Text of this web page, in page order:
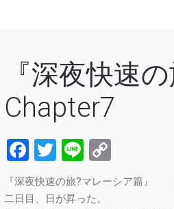
『深夜快
Chapter7
Facebook
Twitter
Line
Link
『深夜快速の旅?マレーシア篇』
二日目、日が昇った。